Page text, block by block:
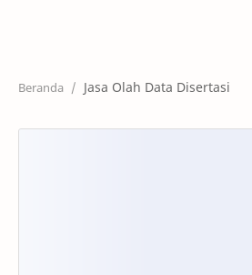
Keunggulan
Harga
Jasa Olah Data Disertasi